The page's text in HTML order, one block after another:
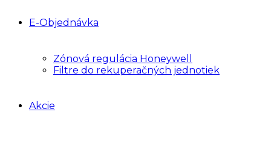
E-Objednávka
Zónová regulácia Honeywell
Filtre do rekuperačných jednotiek
Akcie